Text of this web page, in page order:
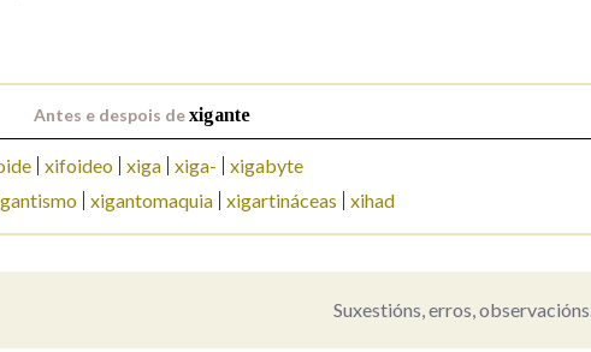
Antes e despois dexigante
xifoideo xiga xiga-
xigabyte
xigantomaquia xigartináceas xihad
Suxestións, erros, observacións...